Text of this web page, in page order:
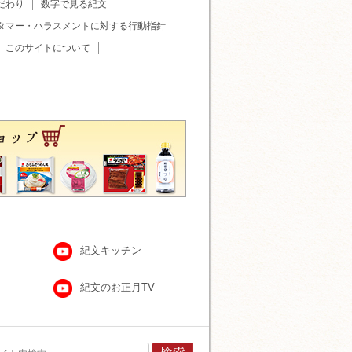
わり
数字で見る紀文
マー・ハラスメントに対する行動指針
このサイトについて
紀文キッチン
紀文のお正月TV